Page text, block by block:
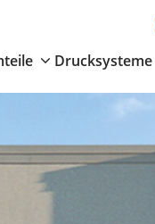
Drucksysteme